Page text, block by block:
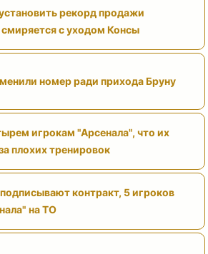
рекорд продажи
с уходом Консы
номер ради прихода Бруну
игрокам "Арсенала", что их
плохих тренировок
контракт, 5 игроков
на ТО